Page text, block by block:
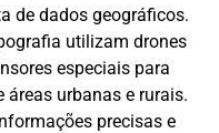
de dados geográficos.
utilizam drones
especiais para
áreas urbanas e rurais.
precisas e